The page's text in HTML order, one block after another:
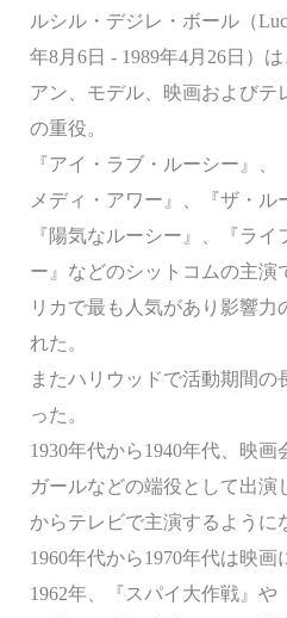
ルシル・デジレ・ボール（
年8月6日 - 1989年4月26日）
アン、モデル、映画およびテ
の重役。
『アイ・ラブ・ルーシー』
メディ・アワー』、『ザ・ル
『陽気なルーシー』、『ラ
ー』などのシットコムの主演
リカで最も人気があり影響力
れた。
またハリウッドで活動期間の
った。
1930年代から1940年代、映画
ガールなどの端役として出演
からテレビで主演するように
1960年代から1970年代は映画
1962年、『スパイ大作戦』や